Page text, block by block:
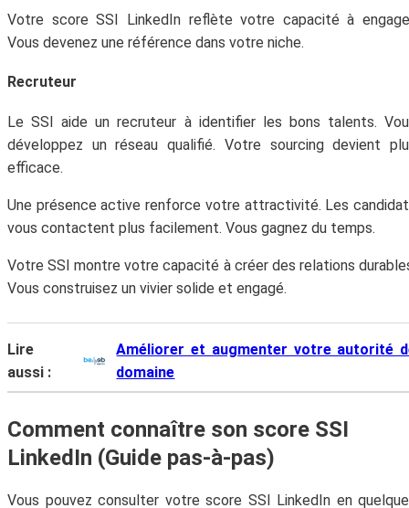
Votre score SSI LinkedIn reflète votre capacité à
Vous devenez une référence dans votre niche.
Recruteur
Le SSI aide un recruteur à identifier les bons talents.
développez un réseau qualifié. Votre sourcing devient
efficace.
Une présence active renforce votre attractivité. Les
vous contactent plus facilement. Vous gagnez du temps.
Votre SSI montre votre capacité à créer des relations
Vous construisez un vivier solide et engagé.
Lire
aussi :
Améliorer et augmenter votre autorité
domaine
Comment connaître son score SSI
LinkedIn (Guide pas‑à‑pas)
Vous pouvez consulter votre score SSI LinkedIn en
Abonne-toi à la Newsletter
!
Votre adresse email ne sera jamais divulguée ou
moment.